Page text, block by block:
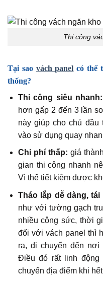
Thi công
Tại sao vách panel có thể
thống?
Thi công siêu nhanh:
hơn gấp 2 đến 3 lần
này giúp cho chủ đầu
vào sử dụng quay
Chi phí thấp: giá
gian thi công nhanh
Vì thế tiết kiệm được
Tháo lắp dễ dàng,
như với tường gạch
nhiều công sức, thời
đối với vách panel thì
ra, di chuyển đến
Điều đó rất linh động
chuyển địa điểm khi